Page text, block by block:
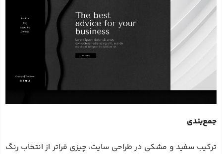
جمع‌بندی
ترکیب سفید و مشکی در طراحی سایت، چیزی فراتر از انتخاب رنگ